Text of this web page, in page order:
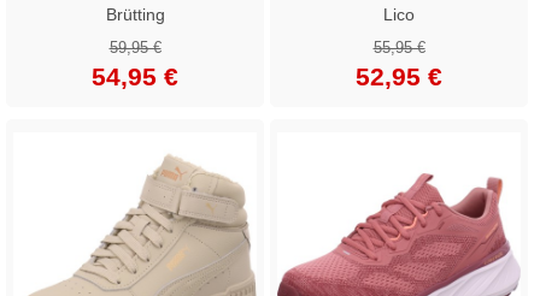
Brütting
59,95 €
54,95 €
Lico
55,95 €
52,95 €